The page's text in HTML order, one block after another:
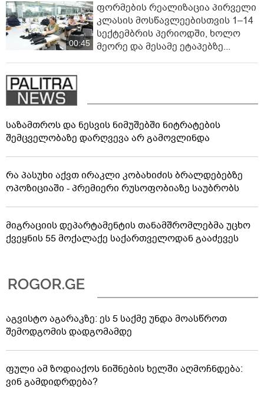
00:45
ფორმების რეალიზაცია პირველი
კლასის მოსწავლეებისთვის 1–14
სექტემბრის პერიოდში, ხოლო
მეორე და მესამე ეტაპებზე...
საზამთროს და ნესვის ნიმუშებში ნიტრატების
შემცველობაზე დარღვევა არ გამოვლინდა
რა პასუხი აქვთ ირაკლი კობახიძის ბრალდებებზე
ოპოზიციაში - პრემიერი რუსოფობიაზე საუბრობს
მიგრაციის დეპარტამენტის თანამშრომლებმა უცხო
ქვეყნის 55 მოქალაქე საქართველოდან გააძევეს
აგვისტო აგარაკზე: ეს 5 საქმე უნდა მოასწროთ
შემოდგომის დადგომამდე
ფული ამ ზოდიაქოს ნიშნების ხელში აღმოჩნდება:
ვინ გამდიდრდება?